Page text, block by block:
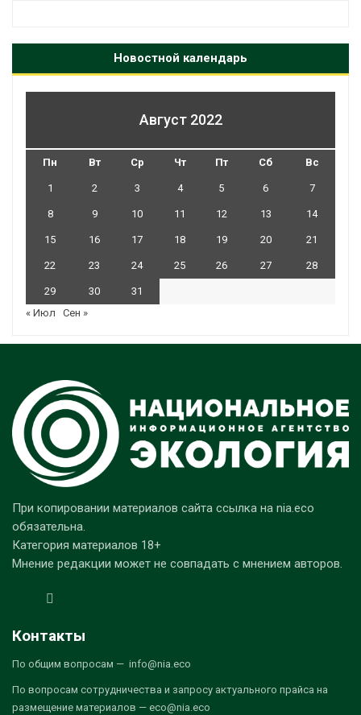
Новостной календарь
Август 2022
Пн Вт Ср Чт Пт Сб Вс
1 2 3 4 5 6 7
8 9 10 11 12 13 14
15 16 17 18 19 20 21
22 23 24 25 26 27 28
29 30
31
« Июл
Сен »
При копировании материалов сайта ссылка на nia.eco
обязательна.
Категория материалов 18+
Мнение редакции может не совпадать с мнением авторов.
Контакты
По общим вопросам — info@nia.eco
По вопросам сотрудничества и запросу актуального прайса на
размещение материалов — eco@nia.eco